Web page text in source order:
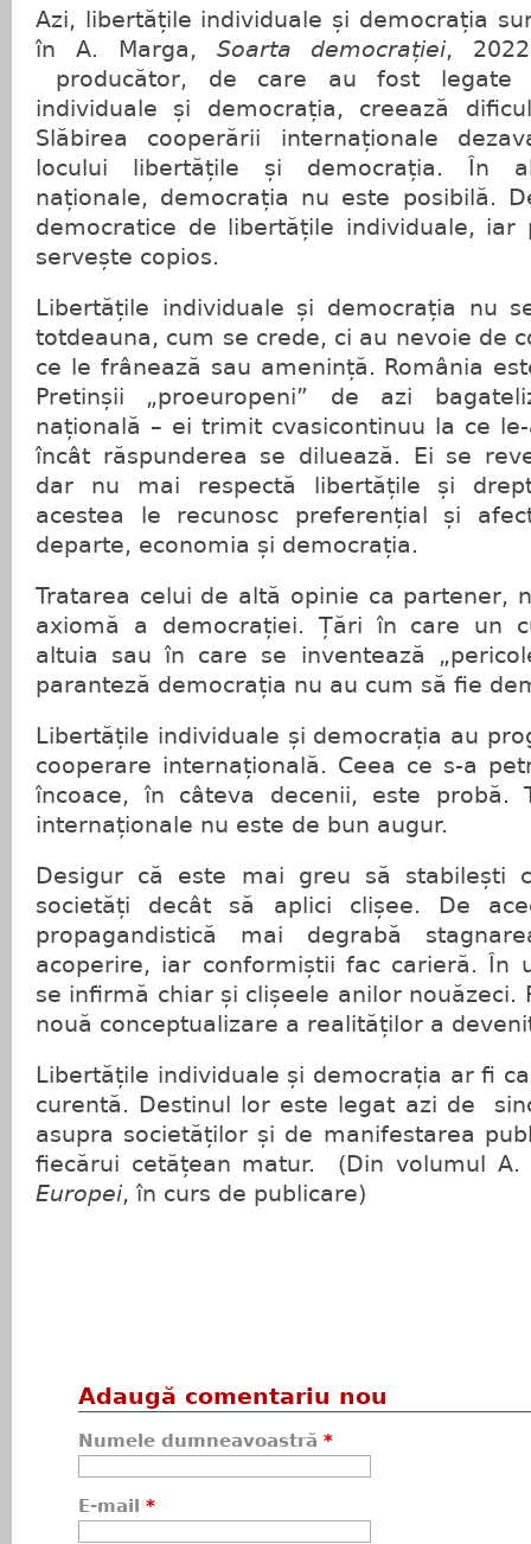
Azi, libertățile individuale și democrația
în A. Marga, Soarta democrației,
producător, de care au fost legate
individuale și democrația, creează
Slăbirea cooperării internaționale
locului libertățile și democrația. În
naționale, democrația nu este posibilă.
democratice de libertățile individuale, iar
servește copios.
Libertățile individuale și democrația nu
totdeauna, cum se crede, ci au nevoie de
ce le frânează sau amenință. România
Pretinșii „proeuropeni” de azi
națională – ei trimit cvasicontinuu la ce
încât răspunderea se diluează. Ei se
dar nu mai respectă libertățile și
acestea le recunosc preferențial și
departe, economia și democrația.
Tratarea celui de altă opinie ca partener,
axiomă a democrației. Țări în care un
altuia sau în care se inventează
paranteză democrația nu au cum să fie
Libertățile individuale și democrația au
cooperare internațională. Ceea ce s-a
încoace, în câteva decenii, este probă.
internaționale nu este de bun augur.
Desigur că este mai greu să stabilești
societăți decât să aplici clișee. De
propagandistică mai degrabă
acoperire, iar conformiștii fac carieră. În
se infirmă chiar și clișeele anilor nouăzeci.
nouă conceptualizare a realităților a
Libertățile individuale și democrația ar fi
curentă. Destinul lor este legat azi de
asupra societăților și de manifestarea
fiecărui cetățean matur. (Din volumul
Europei, în curs de publicare)
Adaugă comentariu nou
Numele dumneavoastră *
E-mail *